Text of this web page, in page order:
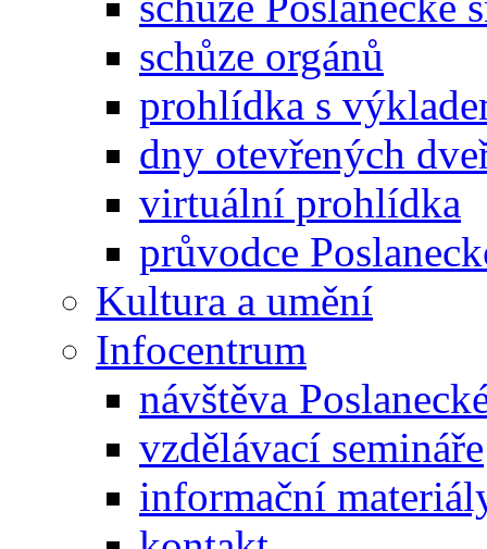
schůze orgánů
prohlídka s
dny otevřených
virtuální prohlídka
průvodce
Kultura a umění
Infocentrum
návštěva
vzdělávací semináře
informační